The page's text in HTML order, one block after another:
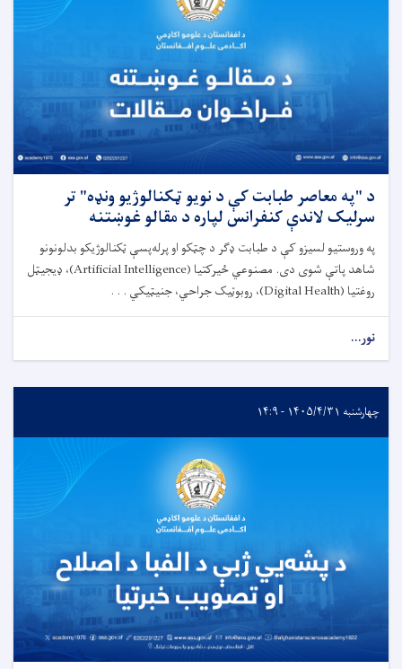
د "په معاصر طبابت کې د نویو ټکنالوژیو ونډه" تر
سرلیک لاندې کنفرانس لپاره د مقالو غوښتنه
په وروستیو لسیزو کې د طبابت ډګر د چټکو او پرله‌پسې ټکنالوژیکو بدلونونو
شاهد پاتې شوی دی. مصنوعي ځیرکتیا (Artificial Intelligence)، ډیجیټل
روغتیا (Digital Health)، روبوټیک جراحي، جنیټیکي . . .
نور...
چهارشنبه ۱۴۰۵/۴/۳۱ - ۱۴:۹